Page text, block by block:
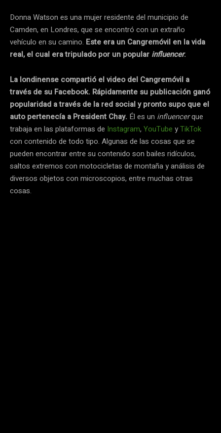
Donna Watson es una mujer residente del municipio de
Camden, en Londres, que se encontró con un extraño
vehículo en su camino. Este era un Cangremóvil en la vida
real, el cual era tripulado por un popular influencer.
La londinense compartió el video del Cangremóvil a
través de su Facebook. Rápidamente su publicación ganó
popularidad a través de la red social y pronto supo que el
auto pertenecía a President Chay. Él es un influencerque
trabaja en las plataformas de Instagram, YouTube yTikTok
con contenido de todo tipo. Algunas de las cosas que se
pueden encontrar entre su contenido son bailes ridículos,
saltos extremos con motocicletas de montaña y análisis de
diversos objetos con microscopios, entre muchas otras
cosas.